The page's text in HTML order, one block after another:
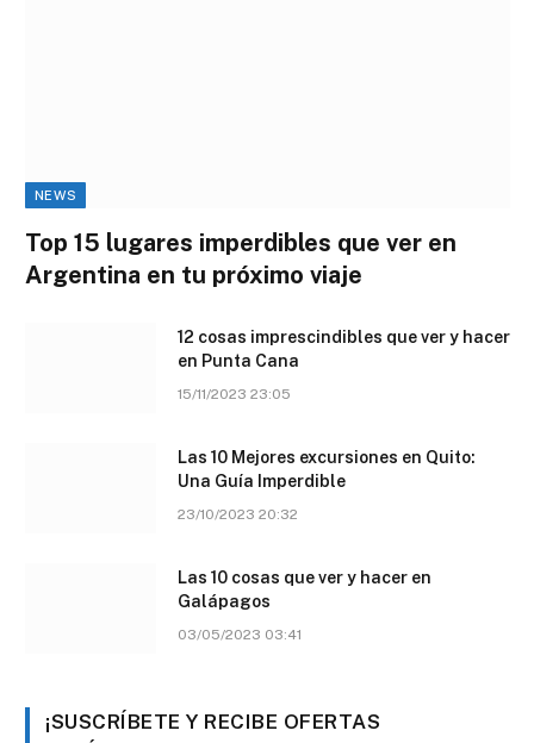
NEWS
Top 15 lugares imperdibles que ver en
Argentina en tu próximo viaje
12 cosas imprescindibles que ver y hacer
en Punta Cana
15/11/2023 23:05
Las 10 Mejores excursiones en Quito:
Una Guía Imperdible
23/10/2023 20:32
Las 10 cosas que ver y hacer en
Galápagos
03/05/2023 03:41
¡SUSCRÍBETE Y RECIBE OFERTAS